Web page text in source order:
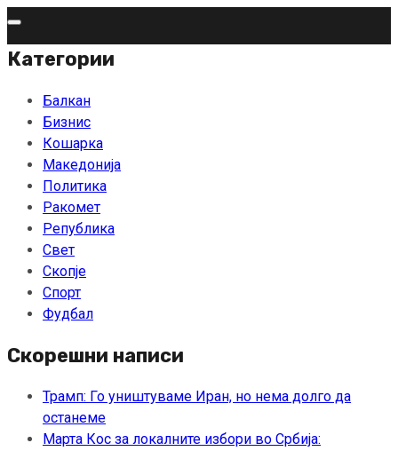
Skip
content
Категории
Балкан
Бизнис
Кошарка
Македонија
Политика
Ракомет
Република
Свет
Скопје
Спорт
Фудбал
Скорешни написи
Трамп: Го уништуваме Иран, но нема долго да
останеме
Марта Кос за локалните избори во Србија: